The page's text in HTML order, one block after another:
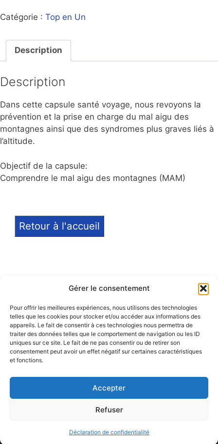
Gérer le consentement
Pour offrir les meilleures expériences, nous utilisons des technologies
telles que les cookies pour stocker et/ou accéder aux informations des
appareils. Le fait de consentir à ces technologies nous permettra de
traiter des données telles que le comportement de navigation ou les ID
uniques sur ce site. Le fait de ne pas consentir ou de retirer son
consentement peut avoir un effet négatif sur certaines caractéristiques
et fonctions.
Accepter
Refuser
Déclaration de confidentialité
Catégorie : Top en Un
Description
Description
Dans cette capsule santé voyage, nous revoyons la
prévention et la prise en charge du mal aigu des
montagnes ainsi que des syndromes plus graves liés à
l’altitude.
Objectif de la capsule:
Comprendre le mal aigu des montagnes (MAM)
Retour à l'accueil
Notice légale
Politique de confidentialité
Politique de remboursement